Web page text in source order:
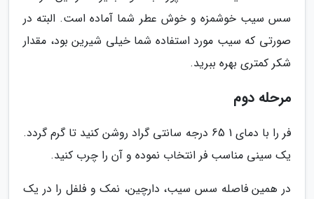
سس سیب خوشمزه و خوش عطر شما آماده است. البته در
صورتی که سیب مورد استفاده شما خیلی شیرین بود، مقدار
شکر کمتری بهره ببرید.
مرحله دوم
فر را با دمای 1 65 درجه سانتی گراد روشن کنید تا گرم گردد.
یک سینی مناسب فر انتخاب نموده و آن را چرب کنید.
در همین فاصله سس سیب، دارچین، نمک و فلفل را در یک